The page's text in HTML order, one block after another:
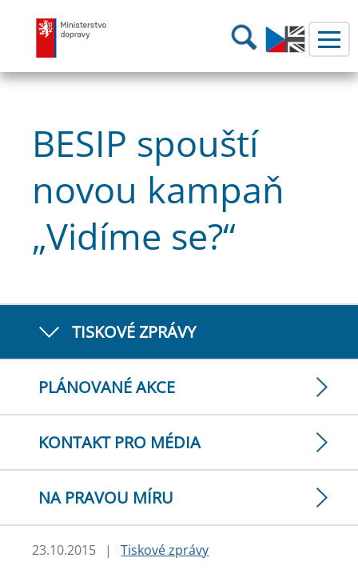
Ministerstvo dopravy Hledání
BESIP spouští
novou kampaň
„Vidíme se?“
TISKOVÉ ZPRÁVY
PLÁNOVANÉ AKCE
KONTAKT PRO MÉDIA
NA PRAVOU MÍRU
23.10.2015 | Tiskové zprávy